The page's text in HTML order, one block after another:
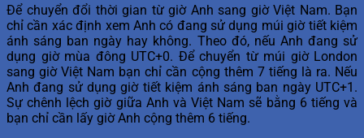
Để chuyển đổi thời gian từ giờ Anh sang giờ Việt Nam. Bạn
chỉ cần xác định xem Anh có đang sử dụng múi giờ tiết kiệm
ánh sáng ban ngày hay không. Theo đó, nếu Anh đang sử
dụng giờ mùa đông UTC+0. Để chuyển từ múi giờ London
sang giờ Việt Nam bạn chỉ cần cộng thêm 7 tiếng là ra. Nếu
Anh đang sử dụng giờ tiết kiệm ánh sáng ban ngày UTC+1.
Sự chênh lệch giờ giữa Anh và Việt Nam sẽ bằng 6 tiếng và
bạn chỉ cần lấy giờ Anh cộng thêm 6 tiếng.